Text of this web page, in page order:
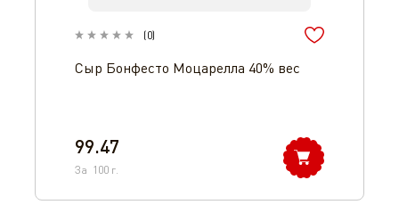
(0)
Сыр Бонфесто Моцарелла 40% вес
99.47
За 100 г.